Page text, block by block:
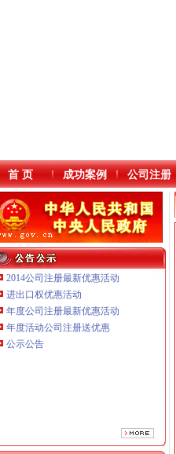
首 页 成功案例 公司注册
2014公司注册最新优惠活动
进出口权优惠活动
年度公司注册最新优惠活动
年度活动公司注册送优惠
公示公告
重庆鸽牌电线电缆有限公司 渝北10010万 (
重庆集氏科技有限公司 渝沙50万 （进出口